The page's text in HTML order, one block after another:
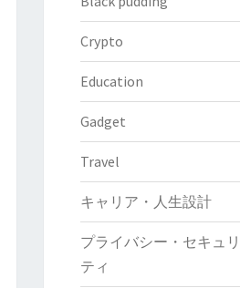
Crypto
Education
Gadget
Travel
キャリア・人生設計
プライバシー・セキュリ
ティ